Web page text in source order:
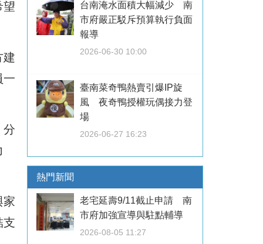
望
建
一
分
家
支
台南淹水面積大幅減少 南
市府嚴正駁斥預算執行負面
報導
2026-06-30 10:00
臺南菜奇鴨熱賣引爆IP旋
風 夜奇鴨授權玩偶接力登
場
2026-06-27 16:23
熱門新聞
老宅延壽9/11截止申請 南
市府加強宣導與駐點輔導
2026-08-05 11:27